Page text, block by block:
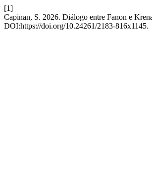
[1]
Capinan, S. 2026. Diálogo entre Fanon e
DOI:https://doi.org/10.24261/2183-816x1145.